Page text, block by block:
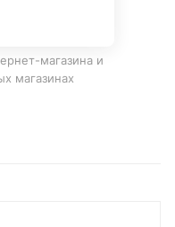
магазина и
магазинах